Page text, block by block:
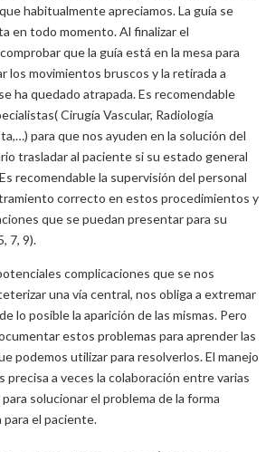
habitualmente apreciamos. La guía se
en todo momento. Al finalizar el
que la guía está en la mesa para
los movimientos bruscos y la retirada a
ha quedado atrapada. Es recomendable
Cirugía Vascular, Radiología
para que nos ayuden en la solución del
trasladar al paciente si su estado general
recomendable la supervisión del personal
correcto en estos procedimientos y
que se puedan presentar para su
7, 9).
complicaciones que se nos
una vía central, nos obliga a extremar
lo posible la aparición de las mismas. Pero
estos problemas para aprender las
podemos utilizar para resolverlos. El manejo
precisa a veces la colaboración entre varias
solucionar el problema de la forma
para el paciente.